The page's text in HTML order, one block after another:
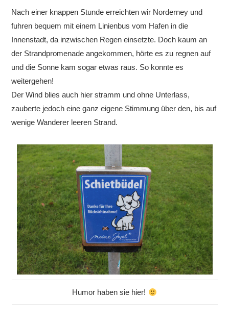
Nach einer knappen Stunde erreichten wir Norderney und
fuhren bequem mit einem Linienbus vom Hafen in die
Innenstadt, da inzwischen Regen einsetzte. Doch kaum an
der Strandpromenade angekommen, hörte es zu regnen auf
und die Sonne kam sogar etwas raus. So konnte es
weitergehen!
Der Wind blies auch hier stramm und ohne Unterlass,
zauberte jedoch eine ganz eigene Stimmung über den, bis auf
wenige Wanderer leeren Strand.
Humor haben sie hier!